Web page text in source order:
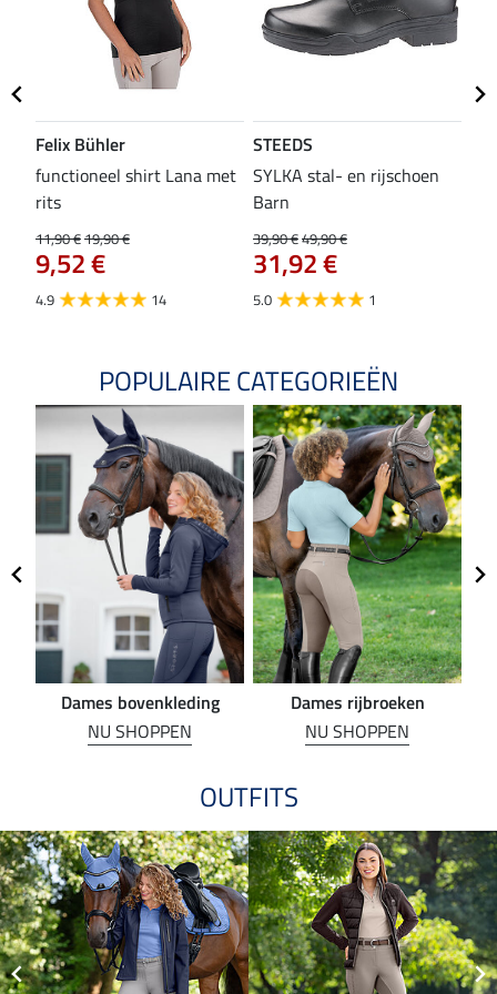
Felix Bühler
functioneel shirt Lana met
rits
11,90 €19,90 €
9,52 €
4.9 14
STEEDS
SYLKA stal- en rijschoen
Barn
39,90 €49,90 €
31,92 €
5.0 1
POPULAIRE CATEGORIEËN
Dames bovenkleding
NU SHOPPEN
Dames rijbroeken
NU SHOPPEN
OUTFITS